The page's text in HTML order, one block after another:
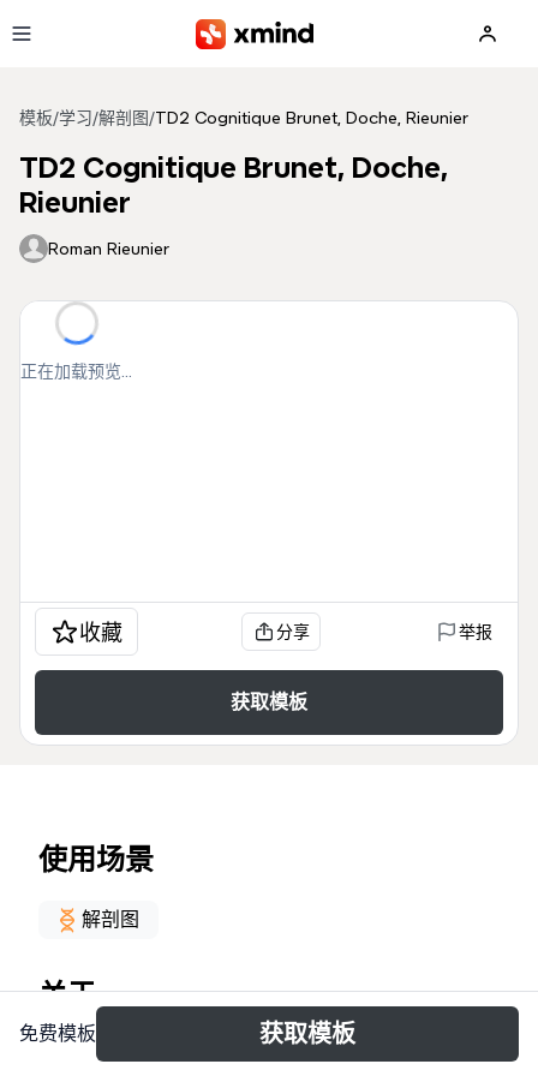
模板/学习/解剖图 /TD2 Cognitique Brunet, Doche, Rieunier
TD2 Cognitique Brunet, Doche,
Rieunier
Roman Rieunier
正在加载预览...
收藏 分享 举报
获取模板
使用场景
解剖图
关于
La carte mentale TD2 Cognitique Brunet, Doche,
免费模板 获取模板